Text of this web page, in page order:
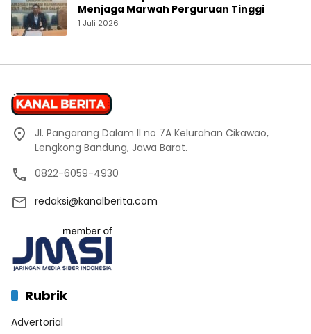
Menjaga Marwah Perguruan Tinggi
1 Juli 2026
Jl. Pangarang Dalam II no 7A Kelurahan Cikawao,
Lengkong Bandung, Jawa Barat.
0822-6059-4930
redaksi@kanalberita.com
Rubrik
Advertorial